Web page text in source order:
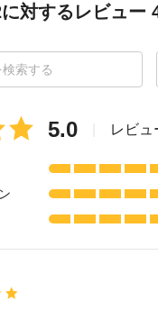
対するレビュー
5.0 レビュ
つ星中 星5